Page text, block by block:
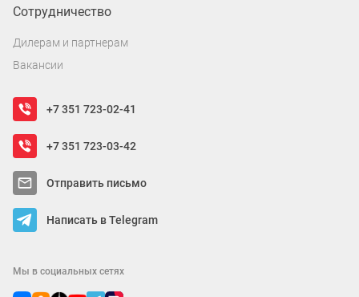
Сотрудничество
Дилерам и партнерам
Вакансии
+7 351 723-02-41
+7 351 723-03-42
Отправить письмо
Написать в Telegram
Мы в социальных сетях